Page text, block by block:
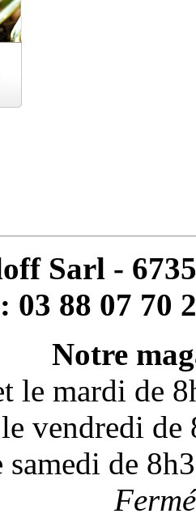
Sarl -
03 88 07 70
Notre
le mardi de
vendredi de
samedi de